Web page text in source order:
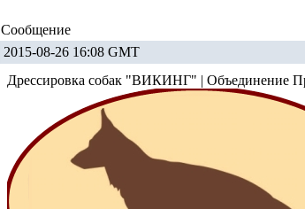
Сообщение
2015-08-26 16:08 GMT
Дрессировка собак "ВИКИНГ" | Объединение